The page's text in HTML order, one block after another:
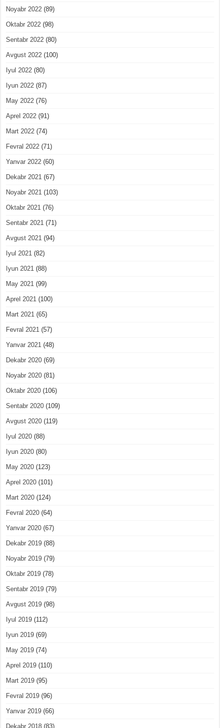
Noyabr 2022 (89)
Oktabr 2022 (98)
Sentabr 2022 (80)
Avgust 2022 (100)
Iyul 2022 (80)
Iyun 2022 (87)
May 2022 (76)
Aprel 2022 (91)
Mart 2022 (74)
Fevral 2022 (71)
Yanvar 2022 (60)
Dekabr 2021 (67)
Noyabr 2021 (103)
Oktabr 2021 (76)
Sentabr 2021 (71)
Avgust 2021 (94)
Iyul 2021 (82)
Iyun 2021 (88)
May 2021 (99)
Aprel 2021 (100)
Mart 2021 (65)
Fevral 2021 (57)
Yanvar 2021 (48)
Dekabr 2020 (69)
Noyabr 2020 (81)
Oktabr 2020 (106)
Sentabr 2020 (109)
Avgust 2020 (119)
Iyul 2020 (88)
Iyun 2020 (80)
May 2020 (123)
Aprel 2020 (101)
Mart 2020 (124)
Fevral 2020 (64)
Yanvar 2020 (67)
Dekabr 2019 (88)
Noyabr 2019 (79)
Oktabr 2019 (78)
Sentabr 2019 (79)
Avgust 2019 (98)
Iyul 2019 (112)
Iyun 2019 (69)
May 2019 (74)
Aprel 2019 (110)
Mart 2019 (95)
Fevral 2019 (96)
Yanvar 2019 (66)
Dekabr 2018 (83)